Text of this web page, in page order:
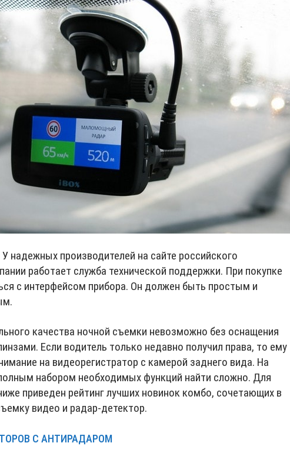
надежных производителей на сайте российского
работает служба технической поддержки. При покупке
с интерфейсом прибора. Он должен быть простым и
качества ночной съемки невозможно без оснащения
Если водитель только недавно получил права, то ему
на видеорегистратор с камерой заднего вида. На
набором необходимых функций найти сложно. Для
приведен рейтинг лучших новинок комбо, сочетающих в
видео и радар-детектор.
С АНТИРАДАРОМ